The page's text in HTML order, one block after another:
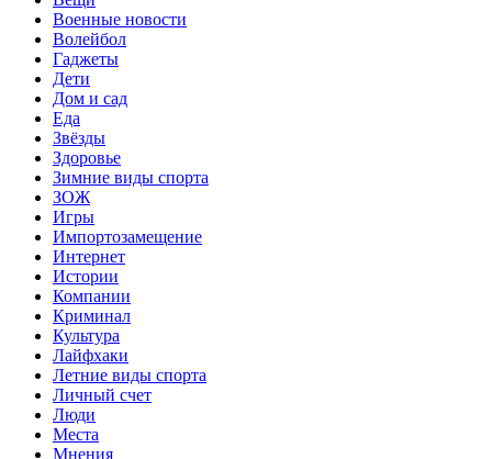
Военные новости
Волейбол
Гаджеты
Дети
Дом и сад
Еда
Звёзды
Здоровье
Зимние виды спорта
ЗОЖ
Игры
Импортозамещение
Интернет
Истории
Компании
Криминал
Культура
Лайфхаки
Летние виды спорта
Личный счет
Люди
Места
Мнения